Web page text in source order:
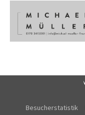
Besucherstatistik